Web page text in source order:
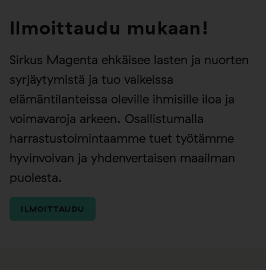
Ilmoittaudu mukaan!
Sirkus Magenta ehkäisee lasten ja nuorten
syrjäytymistä ja tuo vaikeissa
elämäntilanteissa oleville ihmisille iloa ja
voimavaroja arkeen. Osallistumalla
harrastustoimintaamme tuet työtämme
hyvinvoivan ja yhdenvertaisen maailman
puolesta.
ILMOITTAUDU